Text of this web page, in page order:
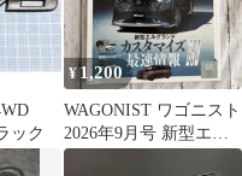
ック
¥1,200
WAGONIST ワゴニスト
2026年9月号 新型エル
グランド